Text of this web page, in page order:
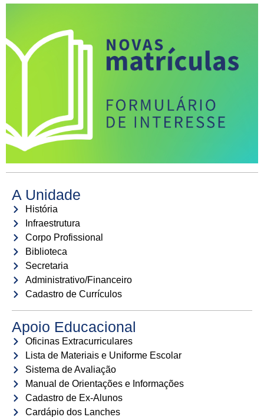
A Unidade
História
Infraestrutura
Corpo Profissional
Biblioteca
Secretaria
Administrativo/Financeiro
Cadastro de Currículos
Apoio Educacional
Oficinas Extracurriculares
Lista de Materiais e Uniforme Escolar
Sistema de Avaliação
Manual de Orientações e Informações
Cadastro de Ex-Alunos
Cardápio dos Lanches